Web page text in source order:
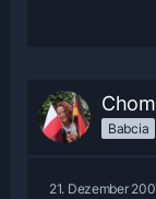
Babcia
21. Dezember